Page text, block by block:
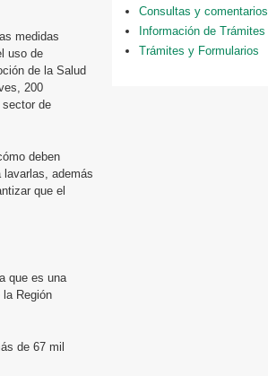
medidas
uso de
de la Salud
200
de
deben
además
que el
que es una
Región
de 67 mil
Consultas y comentarios
Información de Trámites
Trámites y Formularios